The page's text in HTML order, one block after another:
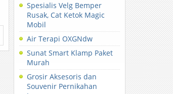
Spesialis Velg Bemper
Rusak, Cat Ketok Magic
Mobil
Air Terapi OXGNdw
Sunat Smart Klamp Paket
Murah
Grosir Aksesoris dan
Souvenir Pernikahan